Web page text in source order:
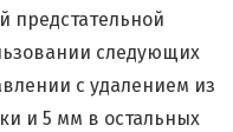
предстательной
следующих
с удалением из
и 5 мм в остальных